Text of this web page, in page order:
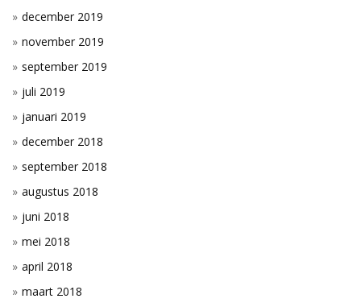
december 2019
november 2019
september 2019
juli 2019
januari 2019
december 2018
september 2018
augustus 2018
juni 2018
mei 2018
april 2018
maart 2018